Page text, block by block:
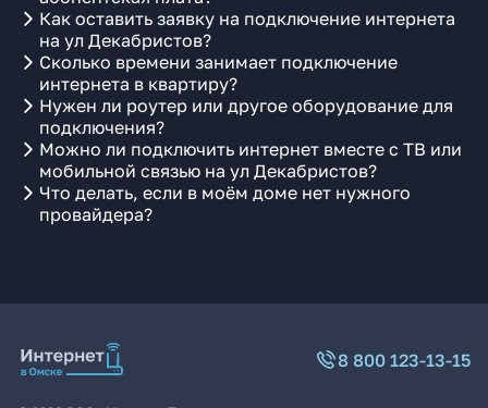
Как оставить заявку на подключение интернета
на ул Декабристов?
Сколько времени занимает подключение
интернета в квартиру?
Нужен ли роутер или другое оборудование для
подключения?
Можно ли подключить интернет вместе с ТВ или
мобильной связью на ул Декабристов?
Что делать, если в моём доме нет нужного
провайдера?
8 800 123-13-15